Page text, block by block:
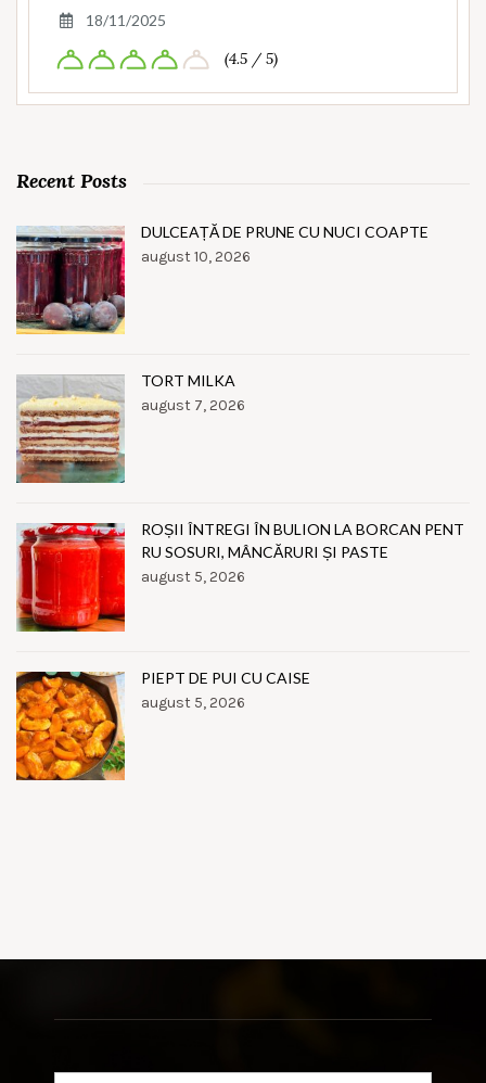
18/11/2025
(4.5 / 5)
Recent Posts
DULCEAȚĂ DE PRUNE CU NUCI COAPTE
august 10, 2026
TORT MILKA
august 7, 2026
ROȘII ÎNTREGI ÎN BULION LA BORCAN PENT
RU SOSURI, MÂNCĂRURI ȘI PASTE
august 5, 2026
PIEPT DE PUI CU CAISE
august 5, 2026
Search